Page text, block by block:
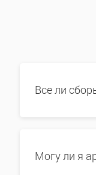
Все ли
Могу ли я